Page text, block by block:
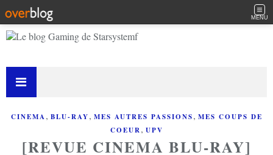
MENU
CINEMA, BLU-RAY, MES AUTRES PASSIONS, MES COUPS DE
COEUR, UPV
[REVUE CINEMA BLU-RAY]